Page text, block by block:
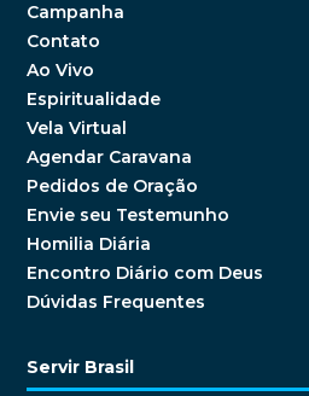
Campanha
Contato
Ao Vivo
Espiritualidade
Vela Virtual
Agendar Caravana
Pedidos de Oração
Envie seu Testemunho
Homilia Diária
Encontro Diário com Deus
Dúvidas Frequentes
Servir Brasil